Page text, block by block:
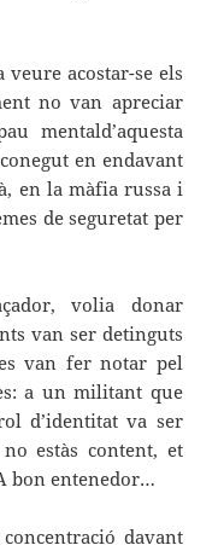
acostar-se els
no van apreciar
mentald’aquesta
en endavant
en la màfia russa i
de seguretat per
volia donar
van ser detinguts
van fer notar pel
a un militant que
d’identitat va ser
estàs content, et
bon entenedor…
davant